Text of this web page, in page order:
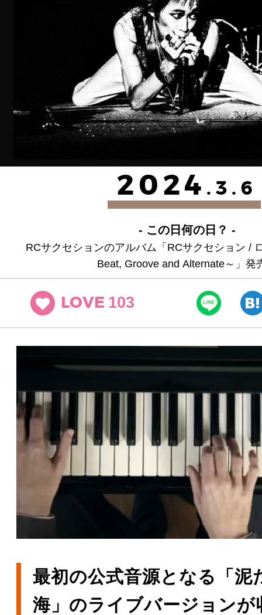
2024 .3.6
- この日何の日？ -
RCサクセションのアルバム「RCサクセション /
Beat, Groove and Alternate～」発
LOVE 103
最初の公式音源となる「泥
海」のライブバージョンが